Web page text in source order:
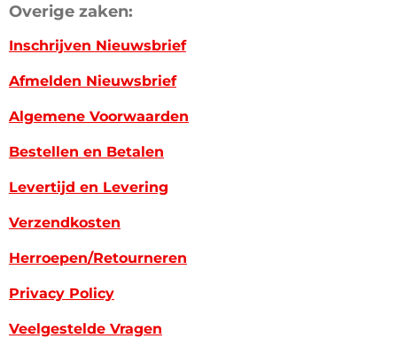
Overige zaken:
Inschrijven Nieuwsbrief
Afmelden Nieuwsbrief
Algemene Voorwaarden
Bestellen en Betalen
Levertijd en Levering
Verzendkosten
Herroepen/Retourneren
Privacy Policy
Veelgestelde Vragen